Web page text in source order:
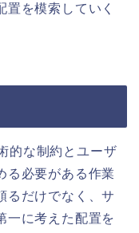
を模索していく
的な制約とユーザ
る必要がある作業
るだけでなく、サ
一に考えた配置を